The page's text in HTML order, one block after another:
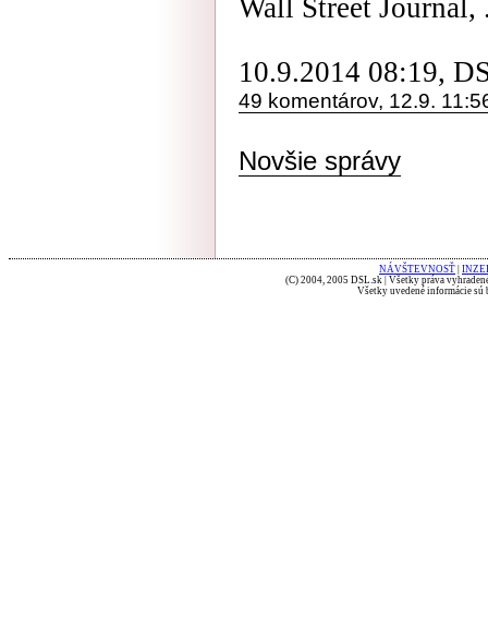
Wall Street Journal,
10.9.2014 08:19,
49 komentárov, 12.9.
Novšie správy
NÁVŠTEVNOSŤ
(C) 2004, 2005 DSL.sk | Všetky práva
Všetky uvedené informácie sú